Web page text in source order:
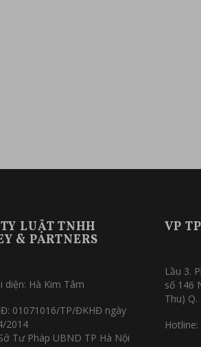
LUẬT TNHH
& PARTNERS
diện: Hà Kim Tâm
01071016/TP/ĐKHĐ ngày
2014
Tư Pháp UBND TP Hà Nội
VP
Lầu 3.
số 146
Thu) Q.